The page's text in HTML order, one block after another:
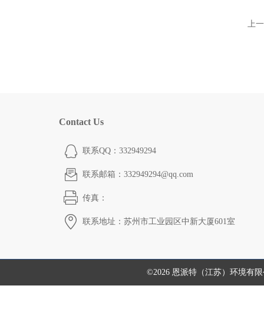
上
Contact Us
联系QQ：332949294
联系邮箱：332949294@qq.com
传真：
联系地址：苏州市工业园区中新大厦601室
©2026 恩派特（江苏）环境有